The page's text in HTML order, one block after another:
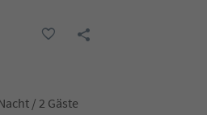
/ 2 Gäste